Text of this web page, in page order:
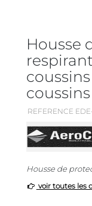
Housse
REFERENCE
Housse de
voir toutes les